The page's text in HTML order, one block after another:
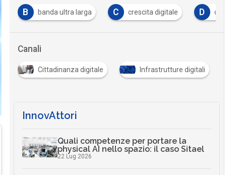
B banda ultra larga C crescita digitale D data
Canali
Cittadinanza digitale Infrastrutture digitali
InnovAttori
Quali competenze per portare la
physical AI nello spazio: il caso Sitael
22 Lug 2026